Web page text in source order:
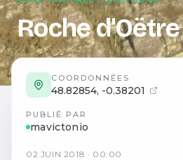
Roche d'Oëtre
COORDONNÉES
48.82854, -0.38201
PUBLIÉ PAR
mavictonio
02 JUIN 2018 · 00:00